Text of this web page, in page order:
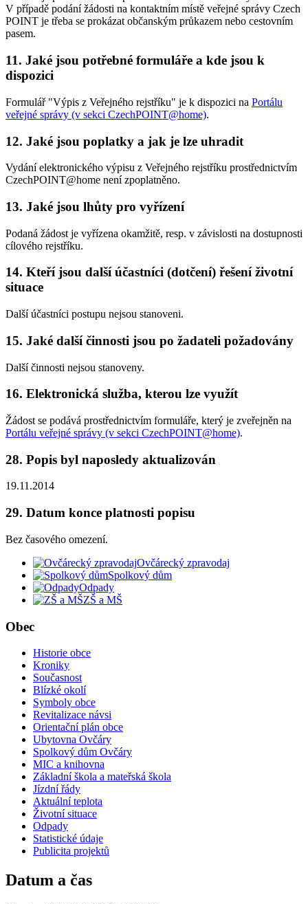
V případě podání žádosti na kontaktním místě veřejné správy Czech
POINT je třeba se prokázat občanským průkazem nebo cestovním
pasem.
11. Jaké jsou potřebné formuláře a kde jsou k
dispozici
Formulář "Výpis z Veřejného rejstříku" je k dispozici na Portálu
veřejné správy (v sekci CzechPOINT@home).
12. Jaké jsou poplatky a jak je lze uhradit
Vydání elektronického výpisu z Veřejného rejstříku prostřednictvím
CzechPOINT@home není zpoplatněno.
13. Jaké jsou lhůty pro vyřízení
Podaná žádost je vyřízena okamžitě, resp. v závislosti na dostupnosti
cílového rejstříku.
14. Kteří jsou další účastníci (dotčení) řešení životní
situace
Další účastníci postupu nejsou stanoveni.
15. Jaké další činnosti jsou po žadateli požadovány
Další činnosti nejsou stanoveny.
16. Elektronická služba, kterou lze využít
Žádost se podává prostřednictvím formuláře, který je zveřejněn na
Portálu veřejné správy (v sekci CzechPOINT@home).
28. Popis byl naposledy aktualizován
19.11.2014
29. Datum konce platnosti popisu
Bez časového omezení.
Ovčárecký zpravodaj
Spolkový dům
Odpady
ZŠ a MŠ
Obec
Historie obce
Kroniky
Současnost
Blízké okolí
Symboly obce
Revitalizace návsi
Orientační plán obce
Ubytovna Ovčáry
Spolkový dům Ovčáry
MIC a knihovna
Základní škola a mateřská škola
Jízdní řády
Aktuální teplota
Životní situace
Odpady
Statistické údaje
Publicita projektů
Datum a čas